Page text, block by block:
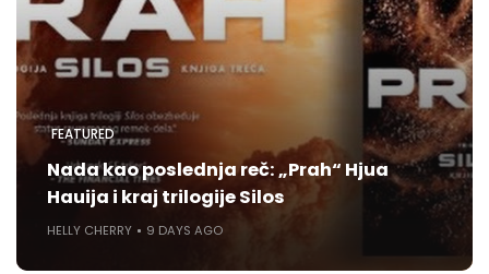
FEATURED
Nada kao poslednja reč: „Prah“ Hjua
Hauija i kraj trilogije Silos
HELLY CHERRY 9 DAYS AGO